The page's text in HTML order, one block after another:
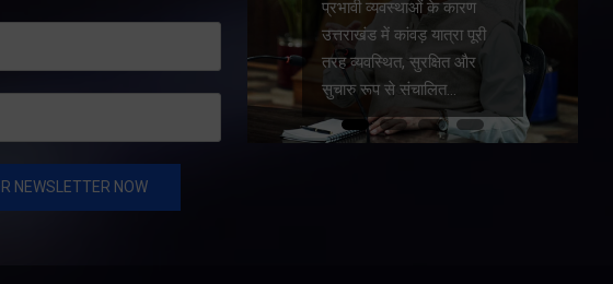
रूप से संचालित…
जीआईएस आधारित जल-निकासी
योजना के लिए कुल 1967 करोड़
की वित्तीय स्वीकृति प्रदान की है।
…